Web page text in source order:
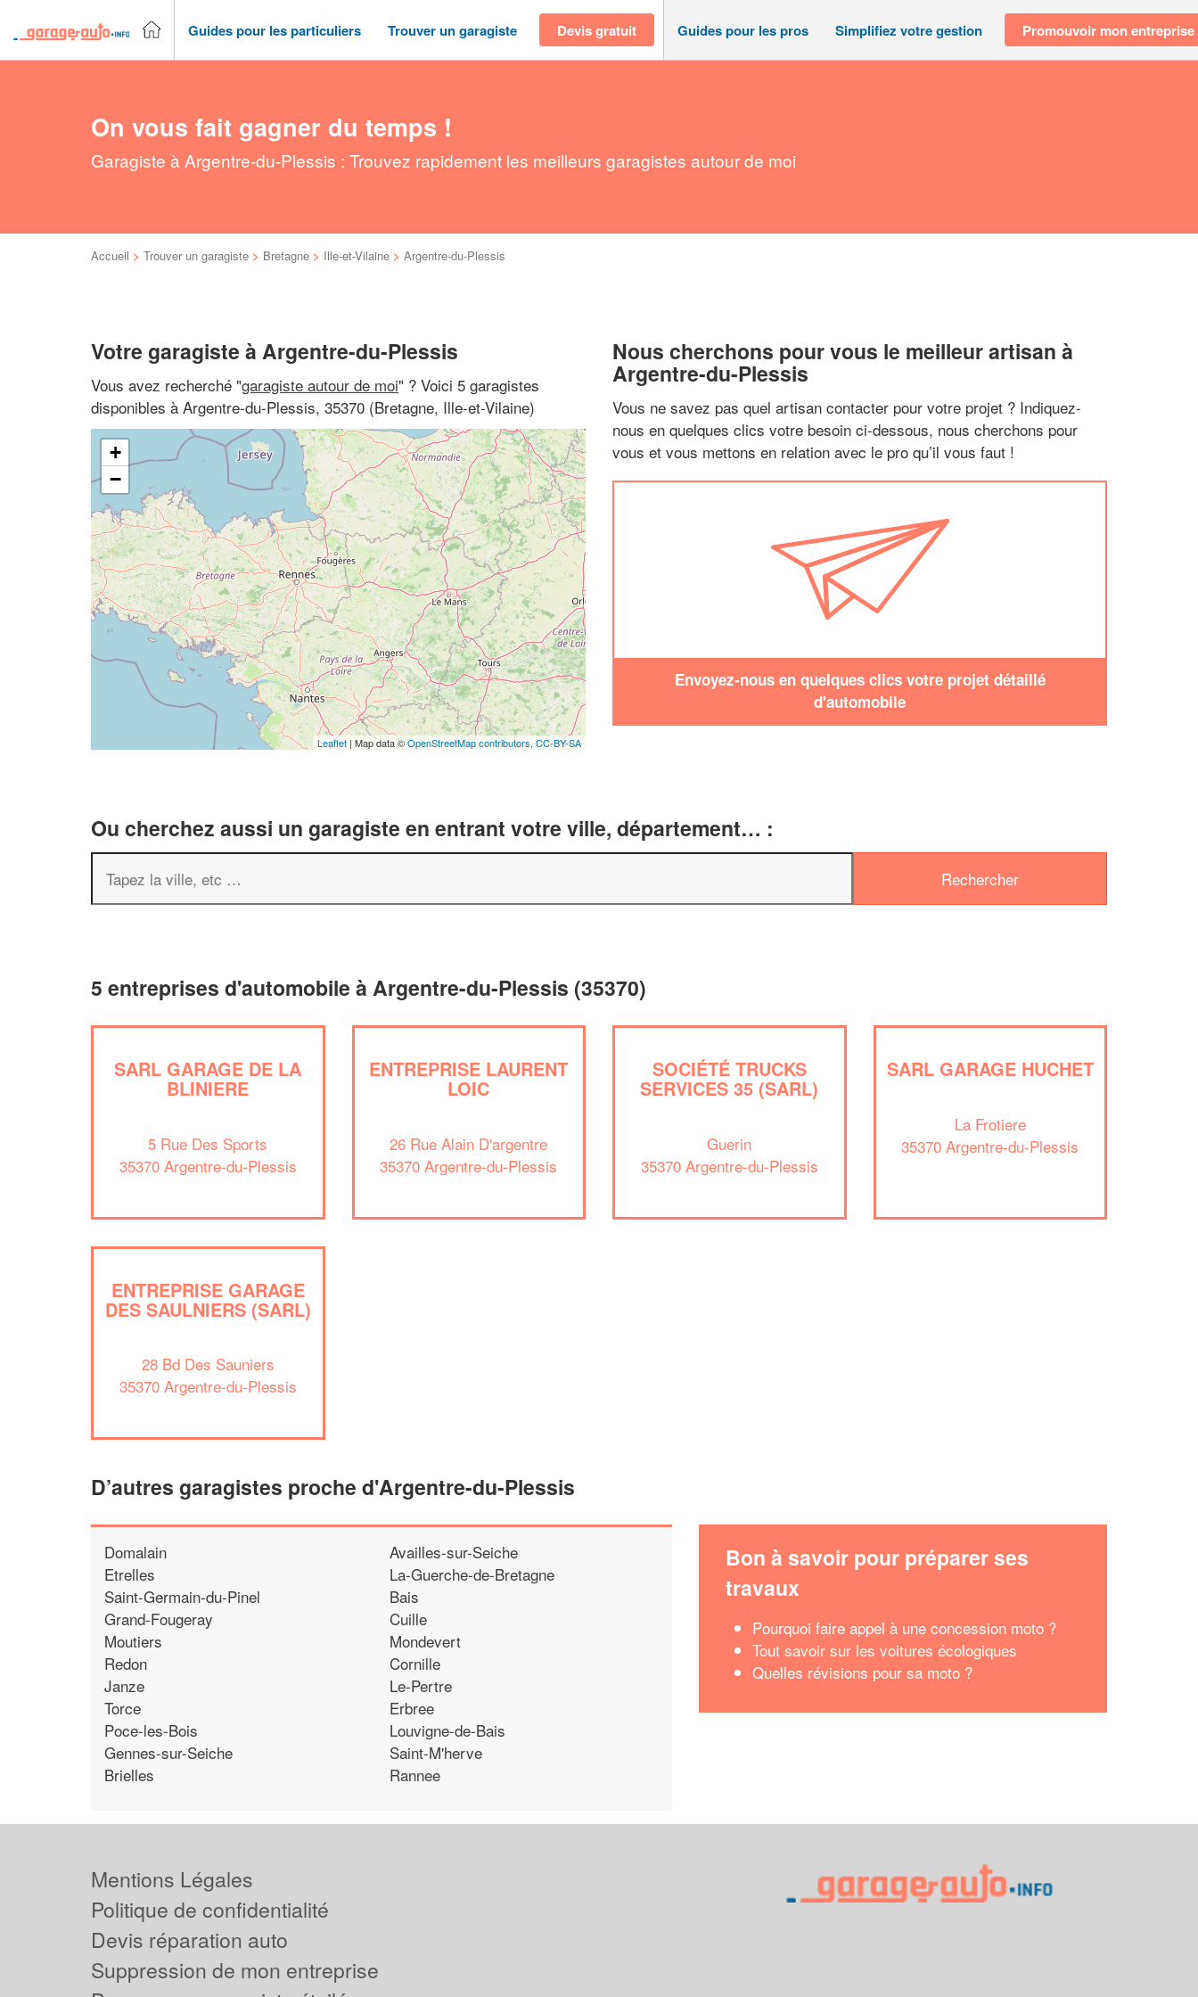
Guides pour les particuliers Trouver un garagiste Devis gratuit Guides pour les pros Simplifiez votre gestion Promouvoir mon entreprise
On vous fait gagner du temps !
Garagiste à Argentre-du-Plessis : Trouvez rapidement les meilleurs garagistes autour de moi
Accueil > Trouver un garagiste > Bretagne > Ille-et-Vilaine > Argentre-du-Plessis
Votre garagiste à Argentre-du-Plessis
Vous avez recherché "garagiste autour de moi" ? Voici 5 garagistes
disponibles à Argentre-du-Plessis, 35370 (Bretagne, Ille-et-Vilaine)
+
−
Leaflet | Map data ©OpenStreetMap contributors, CC-BY-SA
Nous cherchons pour vous le meilleur artisan à
Argentre-du-Plessis
Vous ne savez pas quel artisan contacter pour votre projet ? Indiquez-
nous en quelques clics votre besoin ci-dessous, nous cherchons pour
vous et vous mettons en relation avec le pro qu’il vous faut !
Envoyez-nous en quelques clics votre projet détaillé
d'automobile
Ou cherchez aussi un garagiste en entrant votre ville, département… :
5 entreprises d'automobile à Argentre-du-Plessis (35370)
SARL GARAGE DE LA
BLINIERE
5 Rue Des Sports
35370 Argentre-du-Plessis
ENTREPRISE LAURENT
LOIC
26 Rue Alain D'argentre
35370 Argentre-du-Plessis
SOCIÉTÉ TRUCKS
SERVICES 35 (SARL)
Guerin
35370 Argentre-du-Plessis
SARL GARAGE HUCHET
La Frotiere
35370 Argentre-du-Plessis
ENTREPRISE GARAGE
DES SAULNIERS (SARL)
28 Bd Des Sauniers
35370 Argentre-du-Plessis
D’autres garagistes proche d'Argentre-du-Plessis
Domalain
Etrelles
Saint-Germain-du-Pinel
Grand-Fougeray
Moutiers
Redon
Janze
Torce
Poce-les-Bois
Gennes-sur-Seiche
Brielles
Availles-sur-Seiche
La-Guerche-de-Bretagne
Bais
Cuille
Mondevert
Cornille
Le-Pertre
Erbree
Louvigne-de-Bais
Saint-M'herve
Rannee
Bon à savoir pour préparer ses
travaux
Pourquoi faire appel à une concession moto ?
Tout savoir sur les voitures écologiques
Quelles révisions pour sa moto ?
professionnel ?
Augmentez votre
En savoir plus
Mentions Légales
Politique de confidentialité
Devis réparation auto
Suppression de mon entreprise